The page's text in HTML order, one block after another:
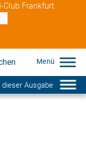
Club Frankfurt
dieser Ausgabe